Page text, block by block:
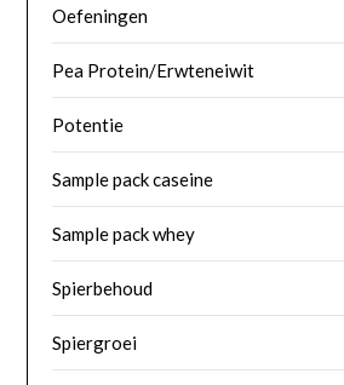
Oefeningen
Pea Protein/Erwteneiwit
Potentie
Sample pack caseine
Sample pack whey
Spierbehoud
Spiergroei